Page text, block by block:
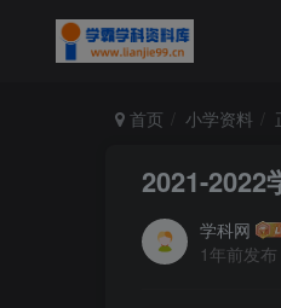
首页 小学资料
2021-2022
学科网
1年前发布